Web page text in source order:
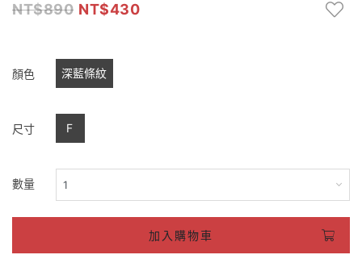
890
430
顏色 深藍條紋
尺寸 F
數量
加入購物車